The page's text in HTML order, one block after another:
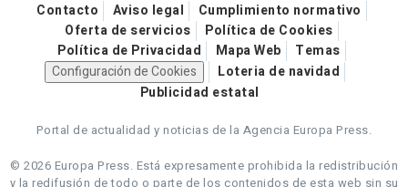
Contacto Aviso legal
Cumplimiento normativo
Oferta de servicios
Política de Cookies
Política de Privacidad
Mapa Web
Temas
Configuración de Cookies
Loteria de navidad
Publicidad estatal
Portal de actualidad y noticias de la Agencia Europa Press.
© 2026 Europa Press. Está expresamente prohibida la redistribución
y la redifusión de todo o parte de los contenidos de esta web sin su